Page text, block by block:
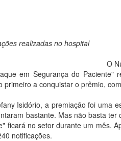
realizadas no hospital
O
em Segurança do
a conquistar o prêmio,
Isidório, a premiação foi
bastante. Mas não basta
ficará no setor durante um mês.
notificações.